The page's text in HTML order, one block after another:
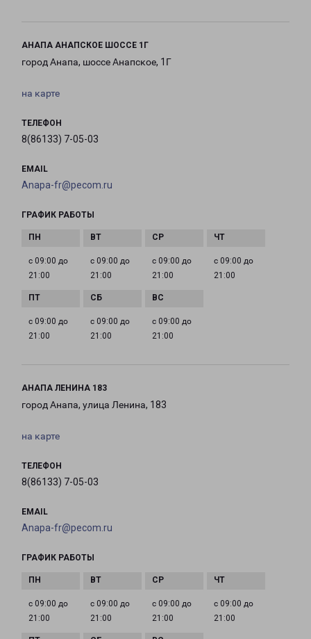
АНАПА АНАПСКОЕ ШОССЕ 1Г
город Анапа, шоссе Анапское, 1Г
на карте
ТЕЛЕФОН
8(86133) 7-05-03
EMAIL
Anapa-fr@pecom.ru
ГРАФИК РАБОТЫ
с 09:00 до
21:00
с 09:00 до
21:00
с 09:00 до
21:00
с 09:00 до
21:00
с 09:00 до
21:00
с 09:00 до
21:00
с 09:00 до
21:00
АНАПА ЛЕНИНА 183
город Анапа, улица Ленина, 183
на карте
ТЕЛЕФОН
8(86133) 7-05-03
EMAIL
Anapa-fr@pecom.ru
ГРАФИК РАБОТЫ
с 09:00 до
21:00
с 09:00 до
21:00
с 09:00 до
21:00
с 09:00 до
21:00